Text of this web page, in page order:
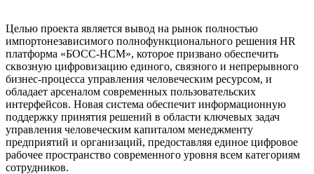
Целью проекта является вывод на рынок полностью
импортонезависимого полнофункционального решения HR
платформа «БОСС-HCM», которое призвано обеспечить
сквозную цифровизацию единого, связного и непрерывного
бизнес-процесса управления человеческим ресурсом, и
обладает арсеналом современных пользовательских
интерфейсов. Новая система обеспечит информационную
поддержку принятия решений в области ключевых задач
управления человеческим капиталом менеджменту
предприятий и организаций, предоставляя единое цифровое
рабочее пространство современного уровня всем категориям
сотрудников.